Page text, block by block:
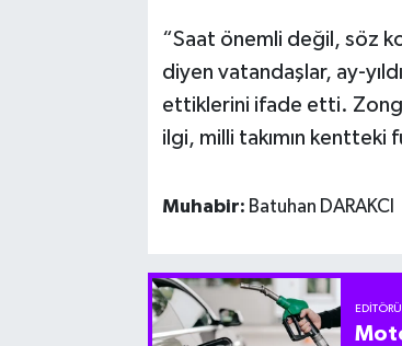
“Saat önemli değil, söz
diyen vatandaşlar, ay-
ettiklerini ifade etti.
ilgi, milli takımın
Muhabir: Batuhan DARAKCI